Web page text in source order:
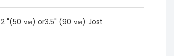
2 "(50 мм) or3.5" (90 мм) Jost